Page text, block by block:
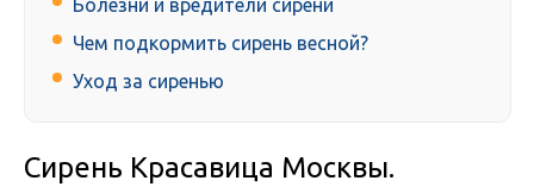
Болезни и вредители сирени
Чем подкормить сирень весной?
Уход за сиренью
Сирень Красавица Москвы.